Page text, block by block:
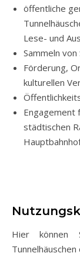
öffentliche
Lese- und
Sammeln
Förderung,
kulturellen
Engagement
städtischen
Hier können